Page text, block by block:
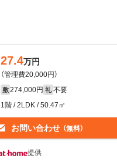
27.4万円
（管理費20,000円）
敷 274,000円 礼 不要
1階 / 2LDK / 50.47㎡
お問い合わせ （無料）
提供